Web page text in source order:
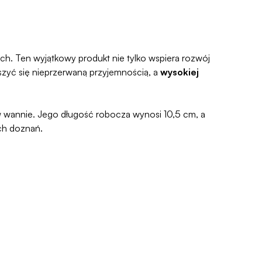
ponieważ
Ten wyjątkowy produkt nie tylko wspiera rozwój
się nieprzerwaną przyjemnością, a wysokiej
Jego długość robocza wynosi 10,5 cm, a
doznań.